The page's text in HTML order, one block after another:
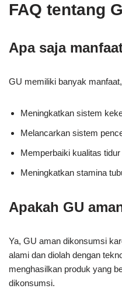
FAQ tentang
Apa saja
GU memiliki banyak
Meningkatkan sistem
Melancarkan sistem
Memperbaiki kualitas tidur
Meningkatkan stamina
Apakah GU
Ya, GU aman dikonsumsi
alami dan diolah dengan
menghasilkan produk yang
dikonsumsi.